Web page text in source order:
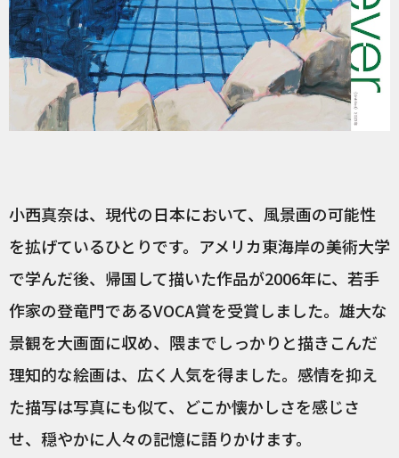
小西真奈は、現代の日本において、風景画の可能性
を拡げているひとりです。アメリカ東海岸の美術大学
で学んだ後、帰国して描いた作品が2006年に、若手
作家の登竜門であるVOCA賞を受賞しました。雄大な
景観を大画面に収め、隈までしっかりと描きこんだ
理知的な絵画は、広く人気を得ました。感情を抑え
た描写は写真にも似て、どこか懐かしさを感じさ
せ、穏やかに人々の記憶に語りかけます。